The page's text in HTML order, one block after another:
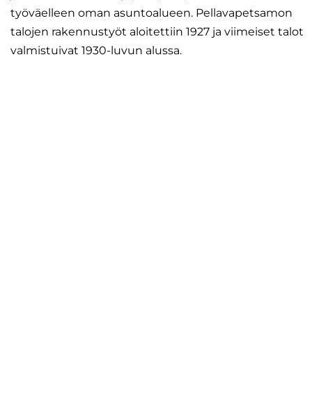
työväelleen oman asuntoalueen. Pellavapetsamon
talojen rakennustyöt aloitettiin 1927 ja viimeiset talot
valmistuivat 1930-luvun alussa.